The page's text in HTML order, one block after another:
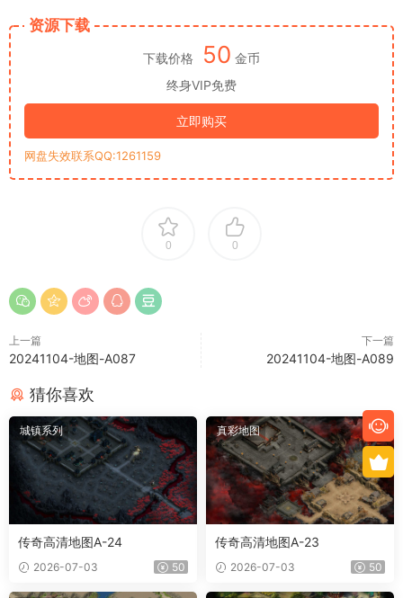
资源下载
下载价格 50 金币
终身VIP免费
立即购买
网盘失效联系QQ:1261159
0 0
上一篇
20241104-地图-A087
下一篇
20241104-地图-A089
猜你喜欢
城镇系列
传奇高清地图A-24
2026-07-03 50
真彩地图
传奇高清地图A-23
2026-07-03 50